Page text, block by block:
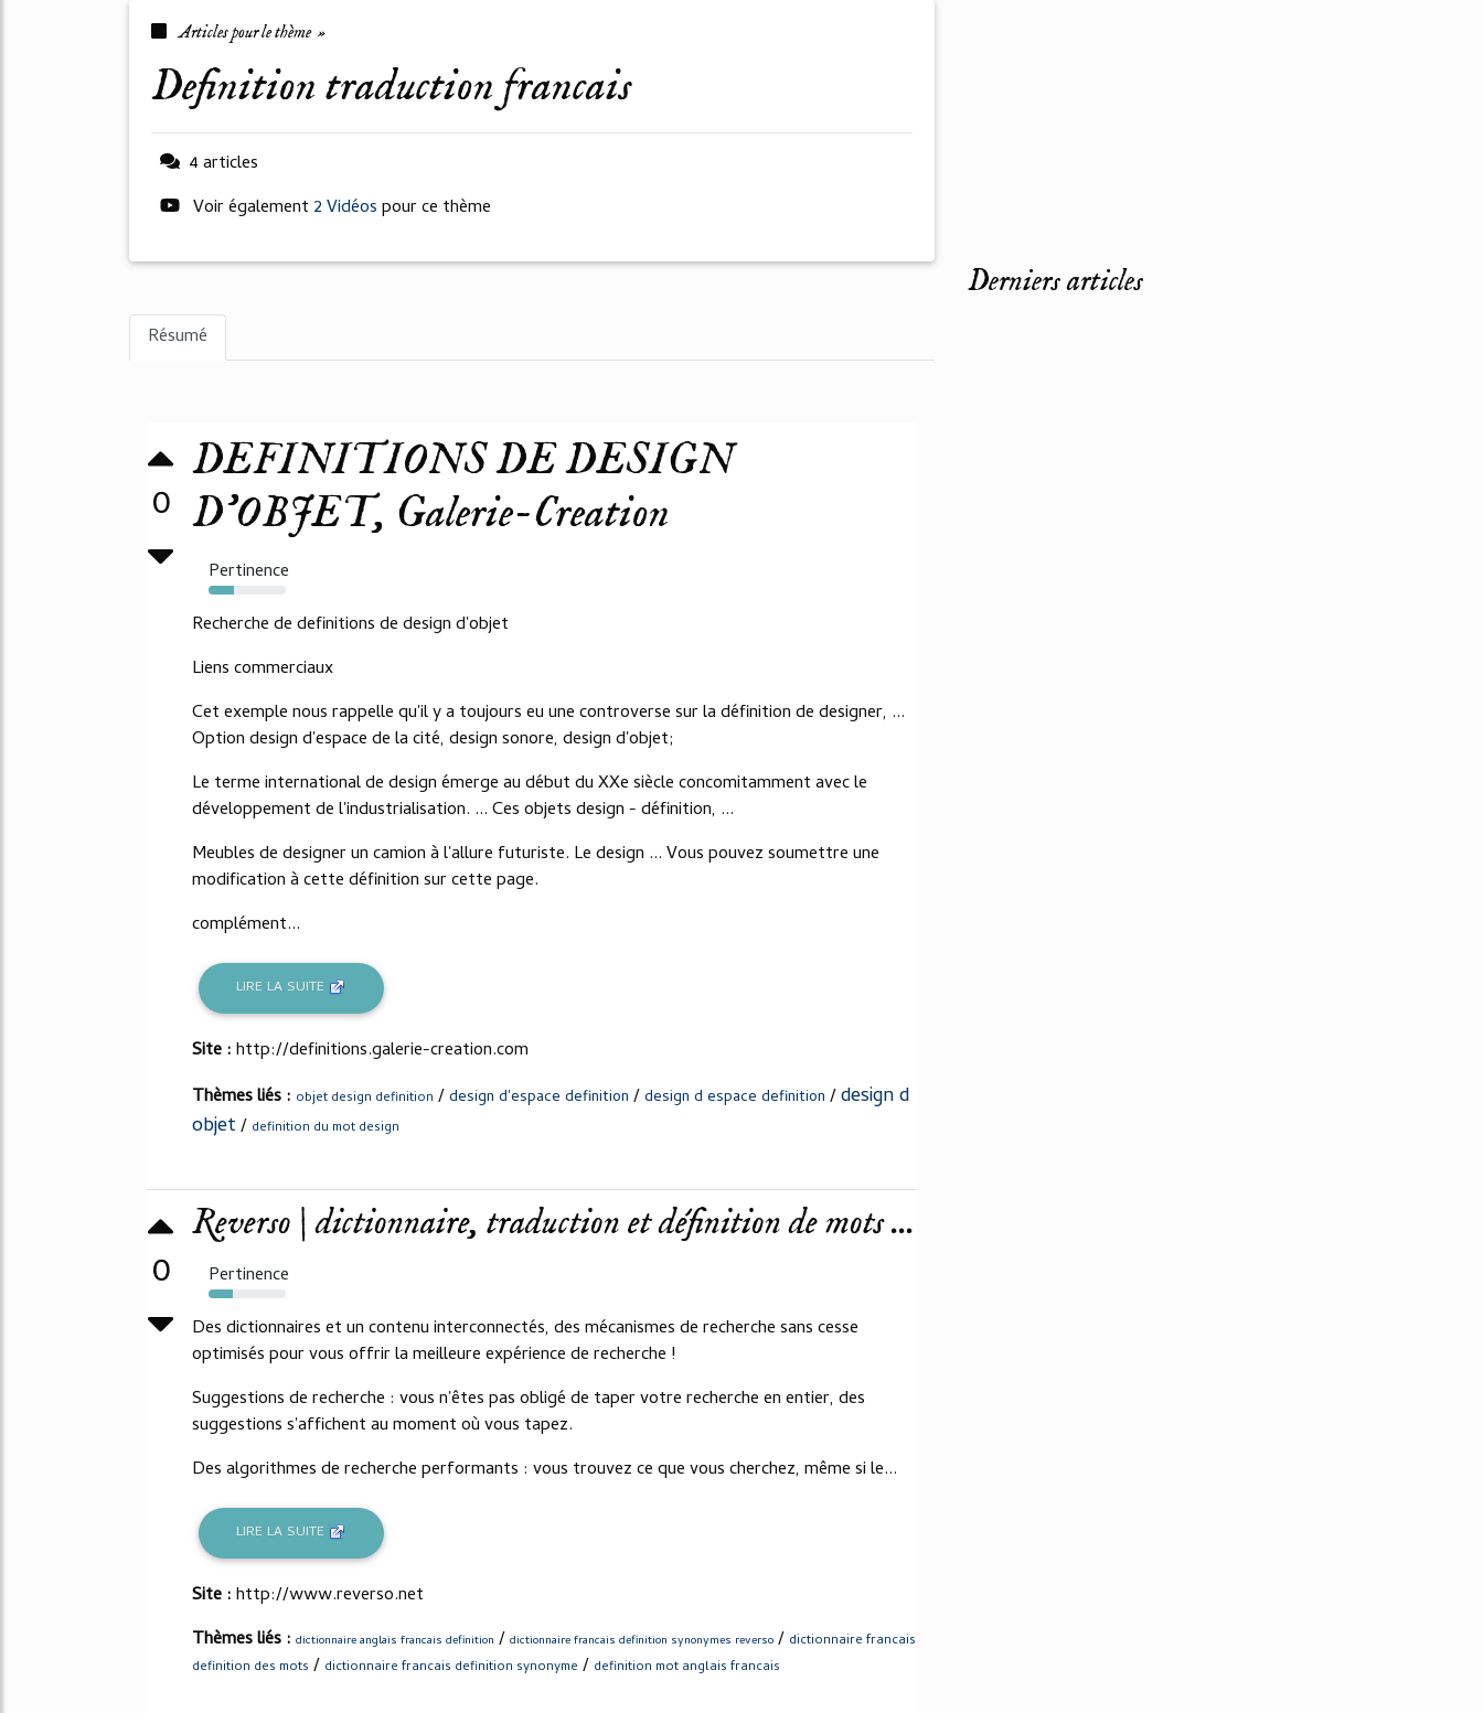
Articles pour le thème »
definition traduction francais
4 articles
Voir également 2 Vidéospour ce thème
Résumé
0
DEFINITIONS DE DESIGN
D'OBJET, Galerie-Creation
Pertinence
33%
Recherche de definitions de design d'objet
Liens commerciaux
Cet exemple nous rappelle qu'il y a toujours eu une controverse sur la définition de designer, ...
Option design d'espace de la cité, design sonore, design d'objet;
Le terme international de design émerge au début du XXe siècle concomitamment avec le
développement de l'industrialisation. ... Ces objets design - définition, ...
Meubles de designer un camion à l'allure futuriste. Le design ... Vous pouvez soumettre une
modification à cette définition sur cette page.
complément...
LIRE LA SUITE
Site :http://definitions.galerie-creation.com
Thèmes liés : objet design definition /design d'espace definition /design d espace definition /design d
objet/ definition du mot design
0
Reverso | dictionnaire, traduction et définition de mots ...
Pertinence
31%
Des dictionnaires et un contenu interconnectés, des mécanismes de recherche sans cesse
optimisés pour vous offrir la meilleure expérience de recherche !
Suggestions de recherche : vous n'êtes pas obligé de taper votre recherche en entier, des
suggestions s'affichent au moment où vous tapez.
Des algorithmes de recherche performants : vous trouvez ce que vous cherchez, même si le...
LIRE LA SUITE
Site :http://www.reverso.net
Thèmes liés : dictionnaire anglais francais definition / dictionnaire francais definition synonymes reverso / dictionnaire francais
definition des mots / dictionnaire francais definition synonyme / definition mot anglais francais
Derniers articles